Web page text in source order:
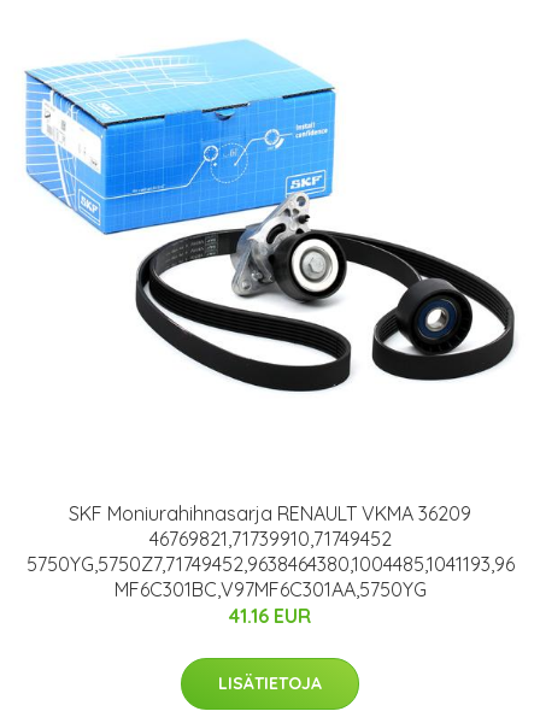
SKF Moniurahihnasarja RENAULT VKMA 36209
46769821,71739910,71749452
5750YG,5750Z7,71749452,9638464380,1004485,1041193,96
MF6C301BC,V97MF6C301AA,5750YG
41.16 EUR
LISÄTIETOJA